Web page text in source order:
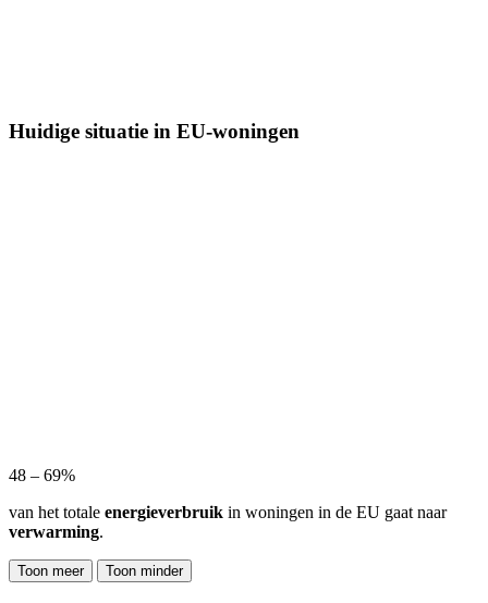
Huidige situatie in EU-woningen
48 – 69%
van het totale energieverbruik in woningen in de EU gaat naar
verwarming.
Toon meer Toon minder